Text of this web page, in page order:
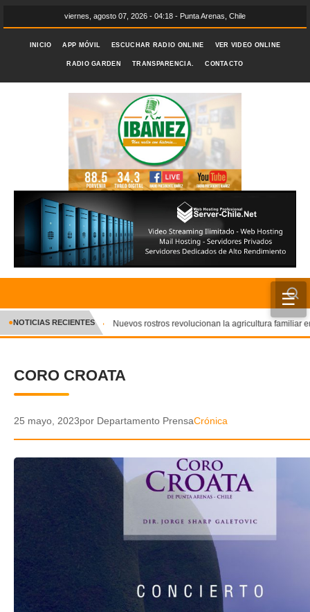
viernes, agosto 07, 2026 - 04:18 - Punta Arenas, Chile
INICIO APP MÓVIL ESCUCHAR RADIO ONLINE VER VIDEO ONLINE
RADIO GARDEN TRANSPARENCIA. CONTACTO
☰
INICIO
CRÓNICA
DEPORTES
POLICIAL
GALERIA DE FOTOS
●NOTICIAS RECIENTES Nuevos rostros revolucionan la agricultura familiar
CORO CROATA
25 mayo, 2023por Departamento PrensaCrónica